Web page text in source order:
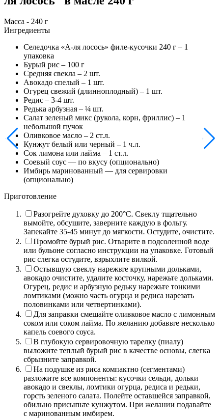
Масса - 240 г
Ингредиенты
Селедочка «А-ля лосось» филе-кусочки 240 г – 1
упаковка
Бурый рис – 100 г
Средняя свекла – 2 шт.
Авокадо спелый – 1 шт.
Огурец свежий (длинноплодный) – 1 шт.
Редис – 3-4 шт.
Редька арбузная – ¼ шт.
Салат зеленый микс (рукола, корн, фриллис) – 1
небольшой пучок
Оливковое масло – 2 ст.л.
Кунжут белый или черный – 1 ч.л.
Сок лимона или лайма – 1 ст.л.
Соевый соус — по вкусу (опционально)
Имбирь маринованный — для сервировки
(опционально)
Приготовление
Разогрейте духовку до 200°C. Свеклу тщательно
вымойте, обсушите, заверните каждую в фольгу.
Запекайте 35-45 минут до мягкости. Остудите, очистите.
Промойте бурый рис. Отварите в подсоленной воде
или бульоне согласно инструкции на упаковке. Готовый
рис слегка остудите, взрыхлите вилкой.
Остывшую свеклу нарежьте крупными дольками,
авокадо очистите, удалите косточку, нарежьте дольками.
Огурец, редис и арбузную редьку нарежьте тонкими
ломтиками (можно часть огурца и редиса нарезать
половинками или четвертинками).
Для заправки смешайте оливковое масло с лимонным
соком или соком лайма. По желанию добавьте несколько
капель соевого соуса.
В глубокую сервировочную тарелку (пиалу)
выложите теплый бурый рис в качестве основы, слегка
сбрызните заправкой.
На подушке из риса компактно (сегментами)
разложите все компоненты: кусочки сельди, дольки
авокадо и свеклы, ломтики огурца, редиса и редьки,
горсть зеленого салата. Полейте оставшейся заправкой,
обильно присыпьте кунжутом. При желании подавайте
с маринованным имбирем.